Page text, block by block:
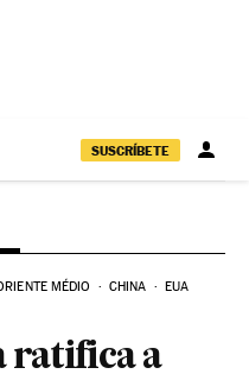
SUSCRÍBETE
MÉDIO CHINA EUA
ratifica a